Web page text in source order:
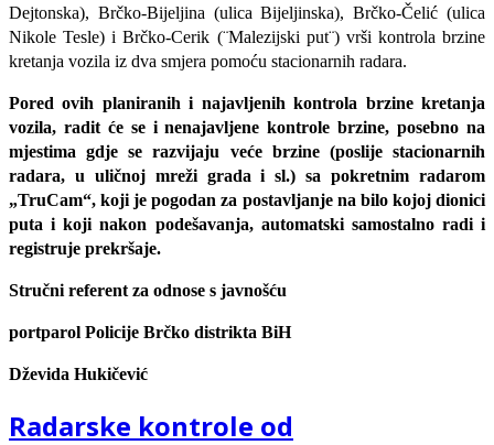
Dejtonska), Brčko-Bijeljina (ulica Bijeljinska), Brčko-Čelić (ulica
Nikole Tesle) i Brčko-Cerik (¨Malezijski put¨) vrši kontrola brzine
kretanja vozila iz dva smjera pomoću stacionarnih radara.
Pored ovih planiranih i najavljenih kontrola brzine kretanja
vozila, radit će se i nenajavljene kontrole brzine, posebno na
mjestima gdje se razvijaju veće brzine (poslije stacionarnih
radara, u uličnoj mreži grada i sl.) sa pokretnim radarom
„TruCam“, koji je pogodan za postavljanje na bilo kojoj dionici
puta i koji nakon podešavanja, automatski samostalno radi i
registruje prekršaje.
Stručni referent za odnose s javnošću
portparol Policije Brčko distrikta BiH
Dževida Hukičević
Radarske kontrole od